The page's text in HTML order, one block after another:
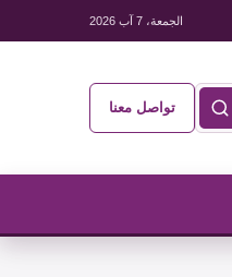
الجمعة، 7 آب 2026
تواصل معنا